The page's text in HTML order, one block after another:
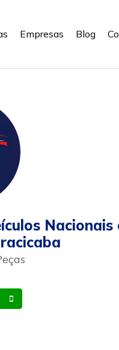
Empresas Blog
Nacionais
Whatsapp